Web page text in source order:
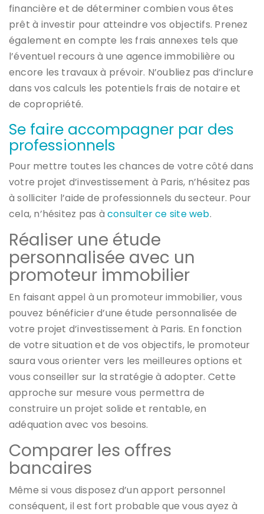
financière et de déterminer combien vous êtes
prêt à investir pour atteindre vos objectifs. Prenez
également en compte les frais annexes tels que
l’éventuel recours à une agence immobilière ou
encore les travaux à prévoir. N’oubliez pas d’inclure
dans vos calculs les potentiels frais de notaire et
de copropriété.
Se faire accompagner par des
professionnels
Pour mettre toutes les chances de votre côté dans
votre projet d’investissement à Paris, n’hésitez pas
à solliciter l’aide de professionnels du secteur. Pour
cela, n’hésitez pas à consulter ce site web.
Réaliser une étude
personnalisée avec un
promoteur immobilier
En faisant appel à un promoteur immobilier, vous
pouvez bénéficier d’une étude personnalisée de
votre projet d’investissement à Paris. En fonction
de votre situation et de vos objectifs, le promoteur
saura vous orienter vers les meilleures options et
vous conseiller sur la stratégie à adopter. Cette
approche sur mesure vous permettra de
construire un projet solide et rentable, en
adéquation avec vos besoins.
Comparer les offres
bancaires
Même si vous disposez d’un apport personnel
conséquent, il est fort probable que vous ayez à